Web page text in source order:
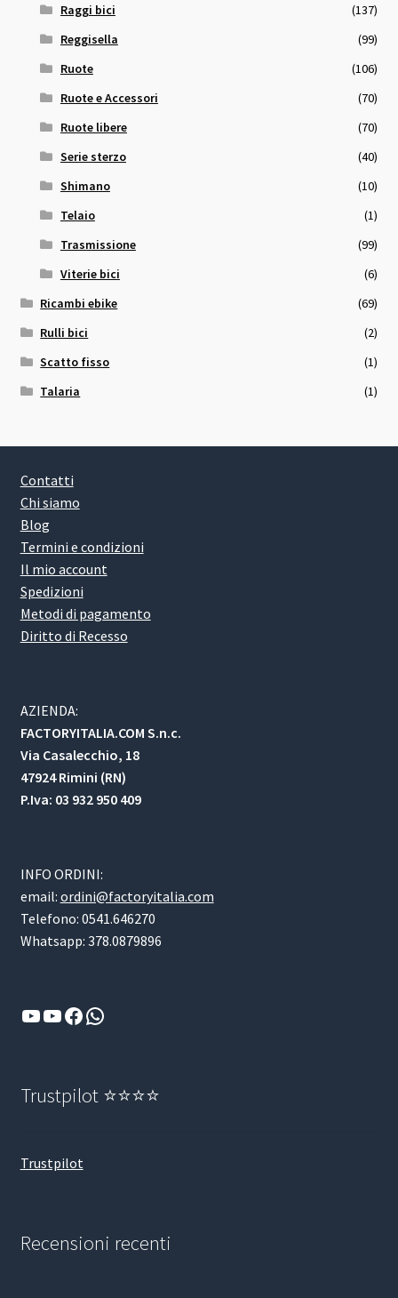
Raggi bici
(137)
Reggisella
(99)
Ruote
(106)
Ruote e Accessori
(70)
Ruote libere
(70)
Serie sterzo
(40)
Shimano
(10)
Telaio
(1)
Trasmissione
(99)
Viterie bici
(6)
Ricambi ebike
(69)
Rulli bici
(2)
Scatto fisso
(1)
Talaria
(1)
Contatti
Chi siamo
Blog
Termini e condizioni
Il mio account
Spedizioni
Metodi di pagamento
Diritto di Recesso
AZIENDA:
FACTORYITALIA.COM S.n.c.
Via Casalecchio, 18
47924 Rimini (RN)
P.Iva: 03 932 950 409
INFO ORDINI:
email: ordini@factoryitalia.com
Telefono: 0541.646270
Whatsapp: 378.0879896
YouTube
YouTube
Facebook
WhatsApp
Trustpilot ⭐⭐⭐⭐
Trustpilot
Recensioni recenti